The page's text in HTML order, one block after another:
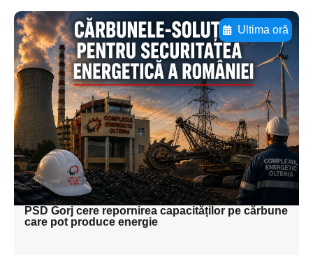
Ultima oră
Adaugă aici textul pentru
subtitluAdaugă aici
textul pentru
subtitluAdaugă aici
textul pentru
subtitluAdaugă aici
textul pentru subti
PSD Gorj cere repornirea capacităților pe cărbune
care pot produce energie